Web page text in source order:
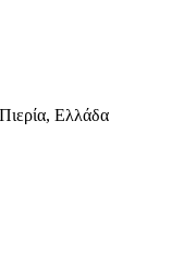
Ελλάδα